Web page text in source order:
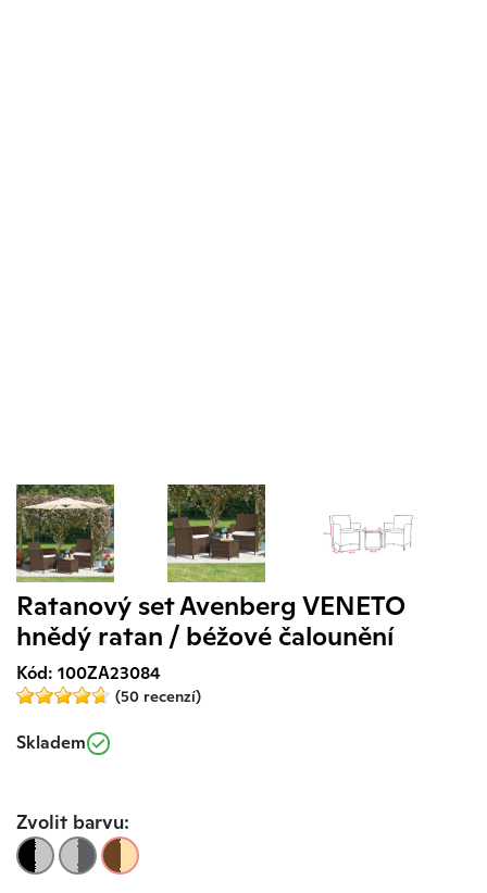
Ratanový set Avenberg VENETO
hnědý ratan / béžové čalounění
Kód: 100ZA23084
(50 recenzí)
Skladem
Zvolit barvu: